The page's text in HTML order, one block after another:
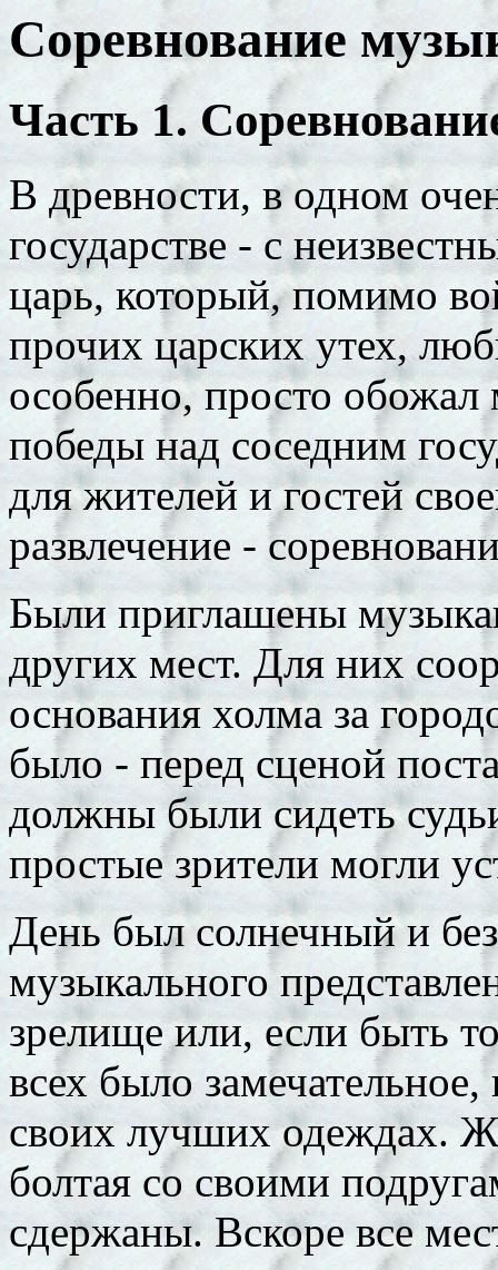
Соревнование
Часть 1.
В древности, в одном
государстве - с
царь, который, помимо
прочих царских утех,
особенно, просто
победы над соседним
для жителей и гостей
развлечение -
Были приглашены
других мест. Для них
основания холма за
было - перед сценой
должны были сидеть
простые зрители могли
День был солнечный и
музыкального
зрелище или, если быть
всех было
своих лучших одеждах.
болтая со своими
сдержаны. Вскоре все